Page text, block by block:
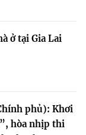
ở tại Gia Lai
phủ): Khơi
hòa nhịp thi